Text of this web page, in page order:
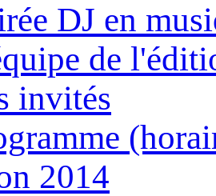
DJ en
de
invités
2014